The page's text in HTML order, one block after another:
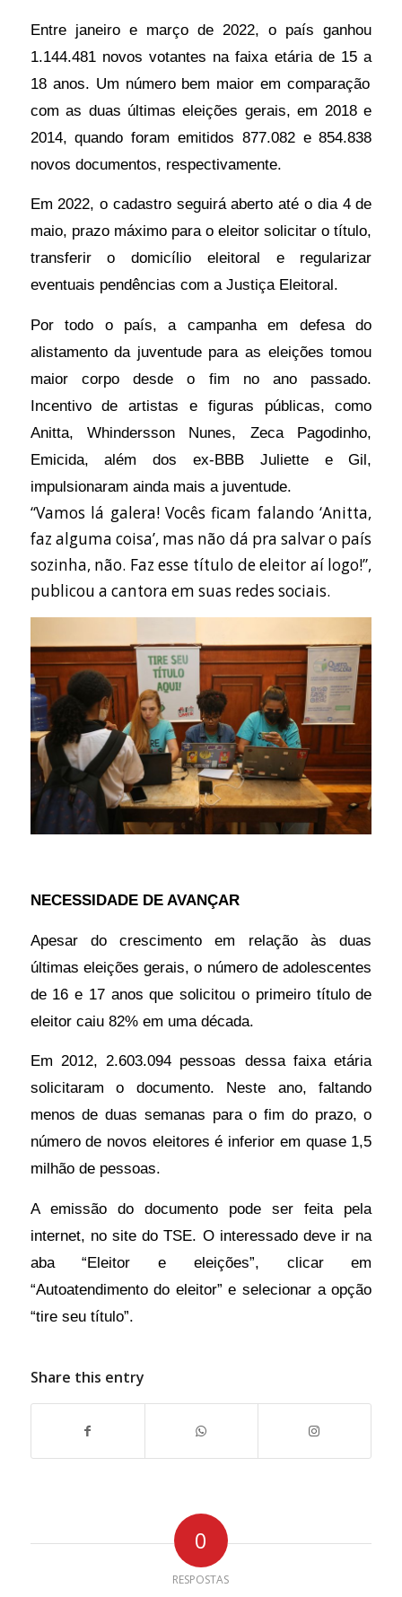
Entre janeiro e março de 2022, o país ganhou
1.144.481 novos votantes na faixa etária de 15 a
18 anos. Um número bem maior em comparação
com as duas últimas eleições gerais, em 2018 e
2014, quando foram emitidos 877.082 e 854.838
novos documentos, respectivamente.
Em 2022, o cadastro seguirá aberto até o dia 4 de
maio, prazo máximo para o eleitor solicitar o título,
transferir o domicílio eleitoral e regularizar
eventuais pendências com a Justiça Eleitoral.
Por todo o país, a campanha em defesa do
alistamento da juventude para as eleições tomou
maior corpo desde o fim no ano passado.
Incentivo de artistas e figuras públicas, como
Anitta, Whindersson Nunes, Zeca Pagodinho,
Emicida, além dos ex-BBB Juliette e Gil,
impulsionaram ainda mais a juventude.
“Vamos lá galera! Vocês ficam falando ‘Anitta,
faz alguma coisa’, mas não dá pra salvar o país
sozinha, não. Faz esse título de eleitor aí logo!”,
publicou a cantora em suas redes sociais.
NECESSIDADE DE AVANÇAR
Apesar do crescimento em relação às duas
últimas eleições gerais, o número de adolescentes
de 16 e 17 anos que solicitou o primeiro título de
eleitor caiu 82% em uma década.
Em 2012, 2.603.094 pessoas dessa faixa etária
solicitaram o documento. Neste ano, faltando
menos de duas semanas para o fim do prazo, o
número de novos eleitores é inferior em quase 1,5
milhão de pessoas.
A emissão do documento pode ser feita pela
internet, no site do TSE. O interessado deve ir na
aba “Eleitor e eleições”, clicar em
“Autoatendimento do eleitor” e selecionar a opção
“tire seu título”.
o
país.
Segundo
o
Tribunal
Superior
Eleitoral
(TSE)
a
emissão
títulos
eleitorais
de
jovens
já
superou
as
eleições
de
2014
e
Diante
da
ameaça
de
Bolsonaro
à
democracia,
tem
cada
vez
mais
a
sua
participação.
Entre
janeiro
e
março
de
2022,
o
país
Share this entry
0
RESPOSTAS